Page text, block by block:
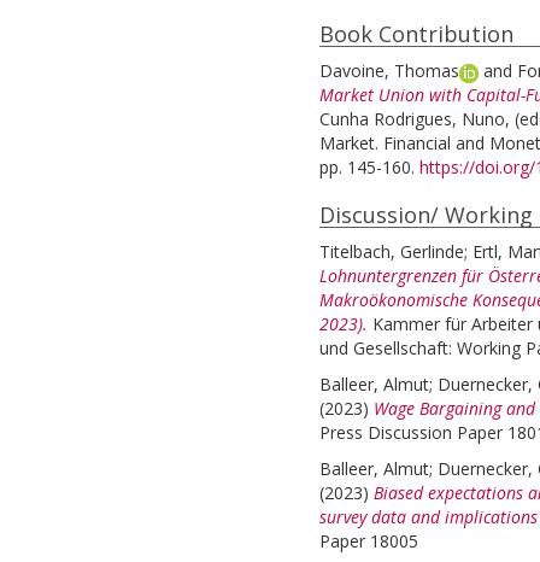
Book Contribution
Davoine, Thomas and
Market Union with Capital-
Cunha Rodrigues, Nuno,
Market. Financial and
pp. 145-160. https://doi.org/
Discussion/ Working
Titelbach, Gerlinde; Ertl,
Lohnuntergrenzen für
Makroökonomische
2023). Kammer für Arbeiter
und Gesellschaft: Working
Balleer, Almut; Duernecker,
(2023) Wage Bargaining
Press Discussion Paper
Balleer, Almut; Duernecker,
(2023) Biased expectations
survey data and
Paper 18005